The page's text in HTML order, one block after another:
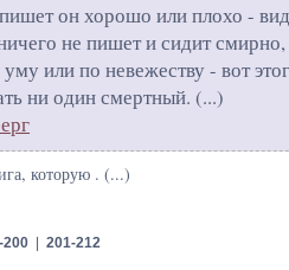
он хорошо или плохо -
не пишет и сидит смирно,
или по невежеству - вот
ни один смертный. (...)
которую . (...)
200| 201-212